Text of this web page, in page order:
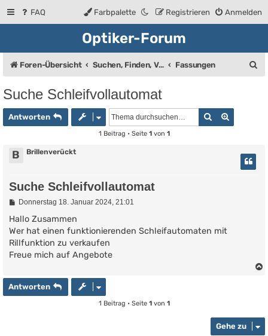
FAQ Anmelden
Registrieren
Farbpalette
Optiker-Forum
Foren-Übersicht Suchen, Finden, Verkaufsanzeigen Fassungen
Suche Schleifvollautomat
Antworten Suche
1 Beitrag • Seite 1von 1
B Brillenverückt
Suche Schleifvollautomat
B
i
r
a
g
Donnerstag 18. Januar 2024, 21:01
Hallo Zusammen
Wer hat einen funktionierenden Schleifautomaten mit
Rillfunktion zu verkaufen
Freue mich auf Angebote
b
Antworten
1 Beitrag • Seite 1von 1
Gehe zu